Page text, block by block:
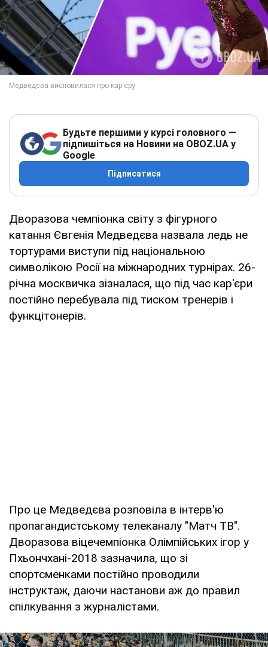
Будьте першими у курсі головного —
підпишіться на Новини на OBOZ.UA у
Google
Підписатися
Дворазова чемпіонка світу з фігурного
катання Євгенія Медведєва назвала ледь не
тортурами виступи під національною
символікою Росії на міжнародних турнірах. 26-
річна москвичка зізналася, що під час кар'єри
постійно перебувала під тиском тренерів і
функцітонерів.
Про це Медведєва розповіла в інтерв'ю
пропагандистському телеканалу "Матч ТВ".
Дворазова віцечемпіонка Олімпійських ігор у
Пхьончхані-2018 зазначила, що зі
спортсменками постійно проводили
інструктаж, даючи настанови аж до правил
спілкування з журналістами.